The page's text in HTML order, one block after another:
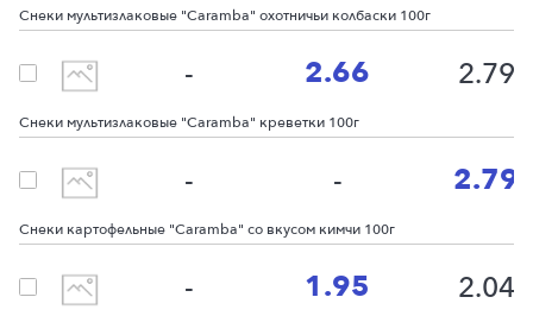
Снеки мультизлаковые "Caramba" охотничьи колбаски 100г
Снеки мультизлаковые "Caramba" креветки 100г
Снеки картофельные "Сaramba" со вкусом кимчи 100г
-
-
-
2.66
-
1.95
2.79
2.79
2.04